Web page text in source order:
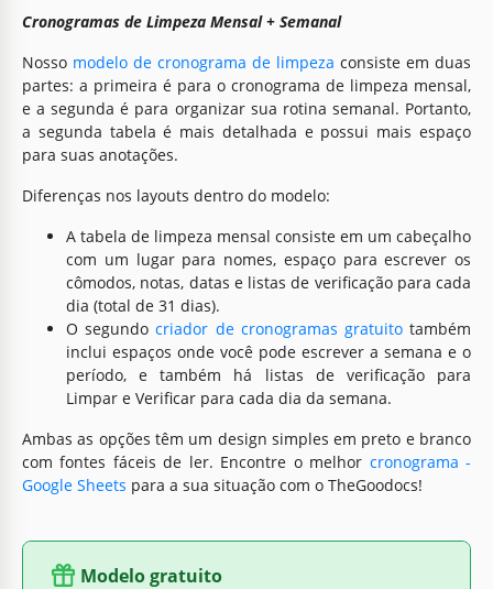
Cronogramas de Limpeza Mensal + Semanal
Nosso modelo de cronograma de limpeza consiste em duas
partes: a primeira é para o cronograma de limpeza mensal,
e a segunda é para organizar sua rotina semanal. Portanto,
a segunda tabela é mais detalhada e possui mais espaço
para suas anotações.
Diferenças nos layouts dentro do modelo:
A tabela de limpeza mensal consiste em um cabeçalho
com um lugar para nomes, espaço para escrever os
cômodos, notas, datas e listas de verificação para cada
dia (total de 31 dias).
O segundocriador de cronogramas gratuitotambém
inclui espaços onde você pode escrever a semana e o
período, e também há listas de verificação para
Limpar e Verificar para cada dia da semana.
Ambas as opções têm um design simples em preto e branco
com fontes fáceis de ler. Encontre o melhor cronograma -
Google Sheets para a sua situação com o TheGoodocs!
Modelo gratuito